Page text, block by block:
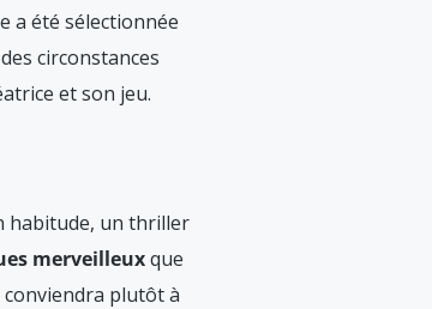
a été sélectionnée
circonstances
et son jeu.
habitude, un thriller
merveilleuxque
conviendra plutôt à